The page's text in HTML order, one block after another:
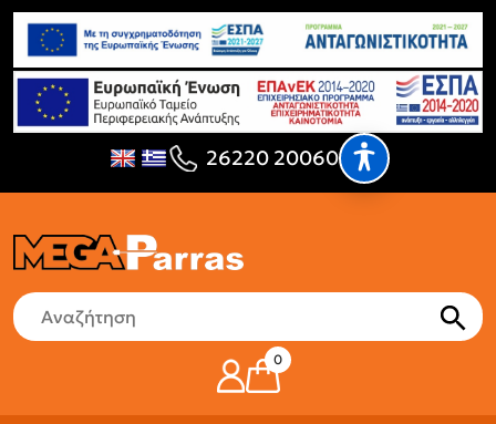
26220 20060
0